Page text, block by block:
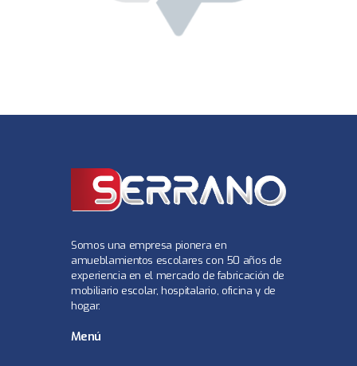
Somos una empresa pionera en
amueblamientos escolares con 50 años de
experiencia en el mercado de fabricación de
mobiliario escolar, hospitalario, oficina y de
hogar.
Menú